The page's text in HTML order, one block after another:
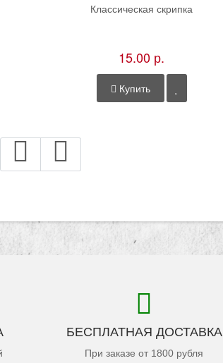
Классическая скрипка
15.00 р.
Купить
БЕСПЛАТНАЯ ДОСТАВКА
При заказе от 1800 рубля